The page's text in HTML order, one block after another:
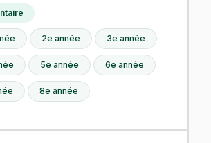
2e année 3e année
5e année 6e année
8e année